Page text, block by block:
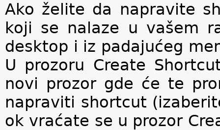
Ako želite da napravite
koji se nalaze u vašem
desktop i iz padajućeg
U prozoru Create
novi prozor gde će te
napraviti shortcut
ok vraćate se u prozor